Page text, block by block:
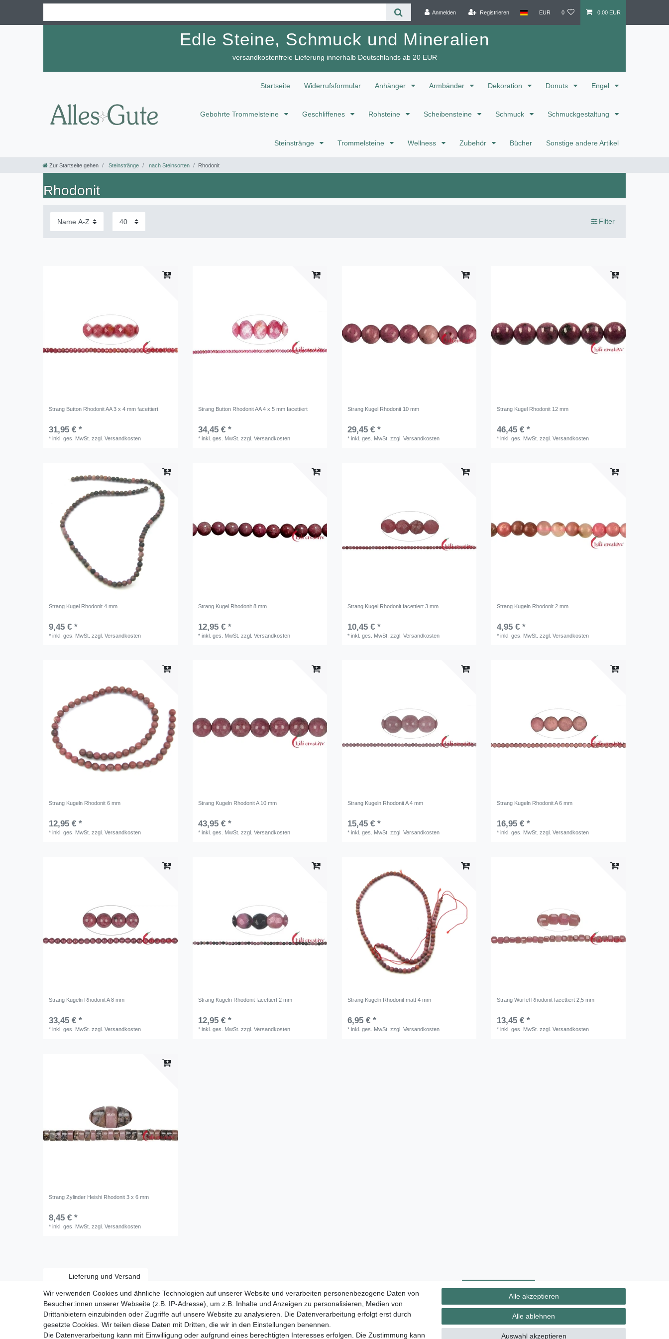
Anmelden Registrieren EUR 0 0,00 EUR
Edle Steine, Schmuck und Mineralien
versandkostenfreie Lieferung innerhalb Deutschlands ab 20 EUR
Startseite Widerrufsformular Anhänger Armbänder Dekoration Donuts Engel
Gebohrte Trommelsteine Geschliffenes Rohsteine Scheibensteine Schmuck Schmuckgestaltung
Steinstränge Trommelsteine Wellness Zubehör Bücher Sonstige andere Artikel
Zur Startseite gehen Steinstränge nach Steinsorten Rhodonit
Rhodonit
Filter
Strang Button Rhodonit AA 3 x 4 mm facettiert
31,95 € *
*inkl. ges. MwSt. zzgl.Versandkosten
Strang Button Rhodonit AA 4 x 5 mm facettiert
34,45 € *
*inkl. ges. MwSt. zzgl.Versandkosten
Strang Kugel Rhodonit 10 mm
29,45 € *
*inkl. ges. MwSt. zzgl.Versandkosten
Strang Kugel Rhodonit 12 mm
46,45 € *
*inkl. ges. MwSt. zzgl.Versandkosten
Strang Kugel Rhodonit 4 mm
9,45 € *
*inkl. ges. MwSt. zzgl.Versandkosten
Strang Kugel Rhodonit 8 mm
12,95 € *
*inkl. ges. MwSt. zzgl.Versandkosten
Strang Kugel Rhodonit facettiert 3 mm
10,45 € *
*inkl. ges. MwSt. zzgl.Versandkosten
Strang Kugeln Rhodonit 2 mm
4,95 € *
*inkl. ges. MwSt. zzgl.Versandkosten
Strang Kugeln Rhodonit 6 mm
12,95 € *
*inkl. ges. MwSt. zzgl.Versandkosten
Strang Kugeln Rhodonit A 10 mm
43,95 € *
*inkl. ges. MwSt. zzgl.Versandkosten
Strang Kugeln Rhodonit A 4 mm
15,45 € *
*inkl. ges. MwSt. zzgl.Versandkosten
Strang Kugeln Rhodonit A 6 mm
16,95 € *
*inkl. ges. MwSt. zzgl.Versandkosten
Strang Kugeln Rhodonit A 8 mm
33,45 € *
*inkl. ges. MwSt. zzgl.Versandkosten
Strang Kugeln Rhodonit facettiert 2 mm
12,95 € *
*inkl. ges. MwSt. zzgl.Versandkosten
Strang Kugeln Rhodonit matt 4 mm
6,95 € *
*inkl. ges. MwSt. zzgl.Versandkosten
Strang Würfel Rhodonit facettiert 2,5 mm
13,45 € *
*inkl. ges. MwSt. zzgl.Versandkosten
Strang Zylinder Heishi Rhodonit 3 x 6 mm
8,45 € *
*inkl. ges. MwSt. zzgl.Versandkosten
Lieferung und Versand
Widerrufs­recht Vertrag widerrufen Kontakt
Zahlungsarten:
Wir verwenden Cookies und ähnliche Technologien auf unserer Website und verarbeiten personenbezogene Daten von
Besucher:innen unserer Webseite (z.B. IP-Adresse), um z.B. Inhalte und Anzeigen zu personalisieren, Medien von
Drittanbietern einzubinden oder Zugriffe auf unsere Website zu analysieren. Die Datenverarbeitung erfolgt erst durch
gesetzte Cookies. Wir teilen diese Daten mit Dritten, die wir in den Einstellungen benennen.
Die Datenverarbeitung kann mit Einwilligung oder aufgrund eines berechtigten Interesses erfolgen. Die Zustimmung kann
Alle akzeptieren
Alle ablehnen
Auswahl akzeptieren